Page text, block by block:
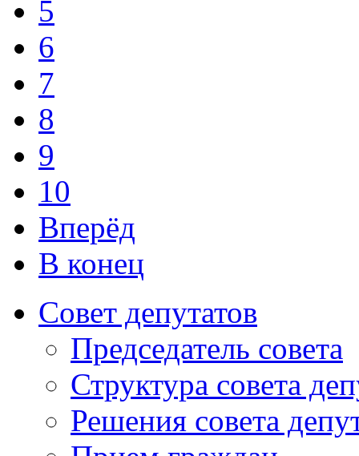
5
6
7
8
9
10
Вперёд
В конец
Совет депутатов
Председатель совета
Структура совета
Решения совета